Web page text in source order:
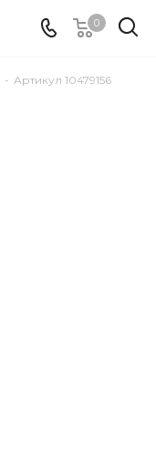
0
- Артикул 10479156